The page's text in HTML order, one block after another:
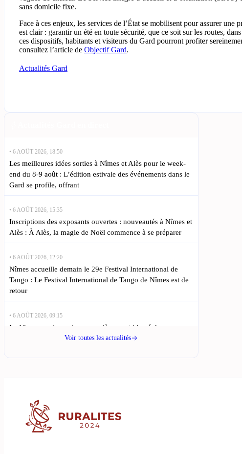
sans domicile fixe.
Face à ces enjeux, les services de l’État se mobilisent pour assurer
est clair : garantir un été en toute sécurité, que ce soit sur les routes,
ces dispositifs, habitants et visiteurs du Gard pourront profiter
consultez l’article de Objectif Gard.
Actualités Gard
• 6 AOÛT 2026, 18:50
Les meilleures idées sorties à Nîmes et Alès pour le week-
end du 8-9 août : L’édition estivale des événements dans le
Gard se profile, offrant
• 6 AOÛT 2026, 15:35
Inscriptions des exposants ouvertes : nouveautés à Nîmes et
Alès : À Alès, la magie de Noël commence à se préparer
• 6 AOÛT 2026, 12:20
Nîmes accueille demain le 29e Festival International de
Tango : Le Festival International de Tango de Nîmes est de
retour
• 6 AOÛT 2026, 09:15
Le Vigan : un jeune homme grièvement blessé dans un
accident de trottinette : Un accident de trottinette au Vigan,
du Gard, se prépare
• 5 AOÛT 2026, 20:50
Voir toutes les actualités